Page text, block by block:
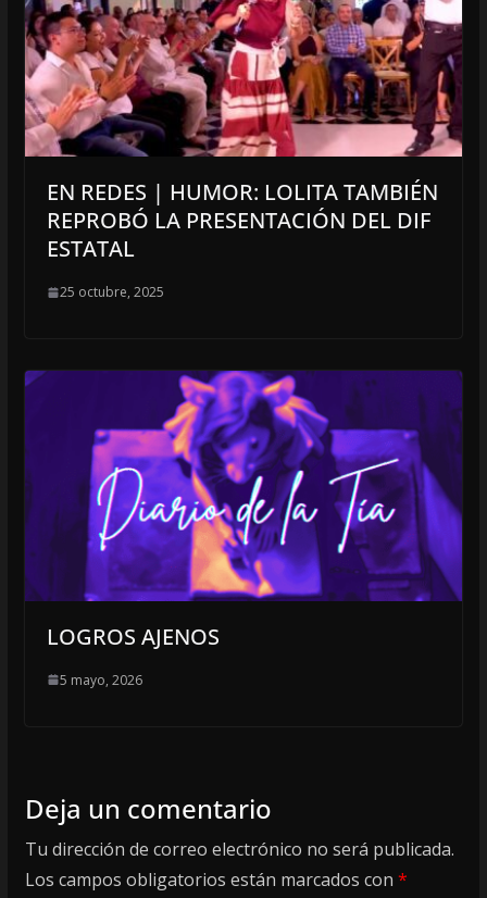
EN REDES | HUMOR: LOLITA TAMBIÉN
REPROBÓ LA PRESENTACIÓN DEL DIF
ESTATAL
25 octubre, 2025
LOGROS AJENOS
5 mayo, 2026
Deja un comentario
Tu dirección de correo electrónico no será publicada.
Los campos obligatorios están marcados con *